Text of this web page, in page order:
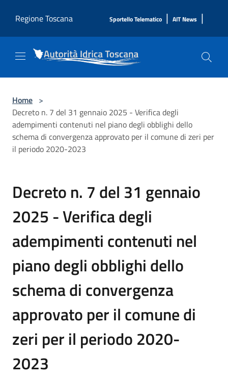
Regione Toscana
Sportello Telematico | AIT News |
Home >
Decreto n. 7 del 31 gennaio 2025 - Verifica degli
adempimenti contenuti nel piano degli obblighi dello
schema di convergenza approvato per il comune di zeri per
il periodo 2020-2023
Decreto n. 7 del 31 gennaio
2025 - Verifica degli
adempimenti contenuti nel
piano degli obblighi dello
schema di convergenza
approvato per il comune di
zeri per il periodo 2020-
2023